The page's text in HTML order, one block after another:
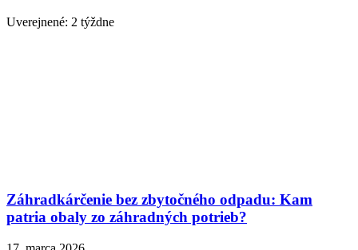
Uverejnené: 2 týždne
Záhradkárčenie bez zbytočného odpadu: Kam
patria obaly zo záhradných potrieb?